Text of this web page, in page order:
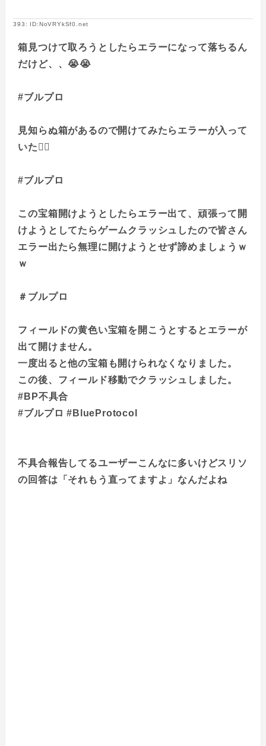
393: ID:NoVRYkSf0.net
箱見つけて取ろうとしたらエラーになって落ちるん
だけど、、😭😭
#ブルプロ
見知らぬ箱があるので開けてみたらエラーが入って
いた😵‍💫
#ブルプロ
この宝箱開けようとしたらエラー出て、頑張って開
けようとしてたらゲームクラッシュしたので皆さん
エラー出たら無理に開けようとせず諦めましょうｗ
ｗ
＃ブルプロ
フィールドの黄色い宝箱を開こうとするとエラーが
出て開けません。
一度出ると他の宝箱も開けられなくなりました。
この後、フィールド移動でクラッシュしました。
#BP不具合
#ブルプロ #BlueProtocol
不具合報告してるユーザーこんなに多いけどスリソ
の回答は「それもう直ってますよ」なんだよね